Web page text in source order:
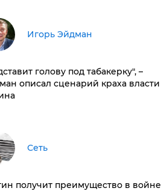
Игорь Эйдман
голову под табакерку", –
описал сценарий краха власти
Сеть
получит преимущество в войне